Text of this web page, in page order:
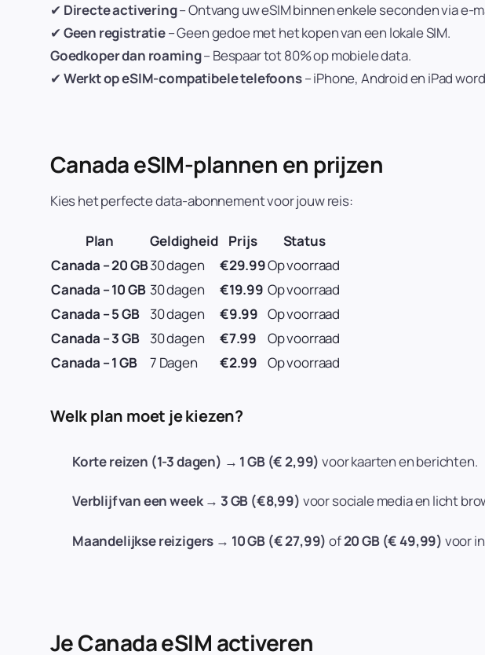
✔ Directe activering– Ontvang uw eSIM binnen enkele seconden via e-
✔ Geen registratie– Geen gedoe met het kopen van een lokale SIM.
Goedkoper dan roaming– Bespaar tot 80% op mobiele data.
✔ Werkt op eSIM-compatibele telefoons– iPhone, Android en iPad
Canada eSIM-plannen en prijzen
Kies het perfecte data-abonnement voor jouw reis:
Plan Geldigheid Prijs
Status
Canada – 20 GB30 dagen €29.99Op voorraad
Canada – 10 GB 30 dagen €19.99 Op voorraad
Canada – 5 GB 30 dagen €9.99 Op voorraad
Canada – 3 GB 30 dagen €7.99
Op voorraad
Canada – 1 GB
7 Dagen €2.99 Op voorraad
Welk plan moet je kiezen?
Korte reizen (1-3 dagen) → 1 GB (€ 2,99) voor kaarten en berichten.
Verblijf van een week→ 3 GB (€8,99) voor sociale media en licht
Maandelijkse reizigers → 10 GB (€ 27,99) of20 GB (€ 49,99) voor
Je Canada eSIM activeren